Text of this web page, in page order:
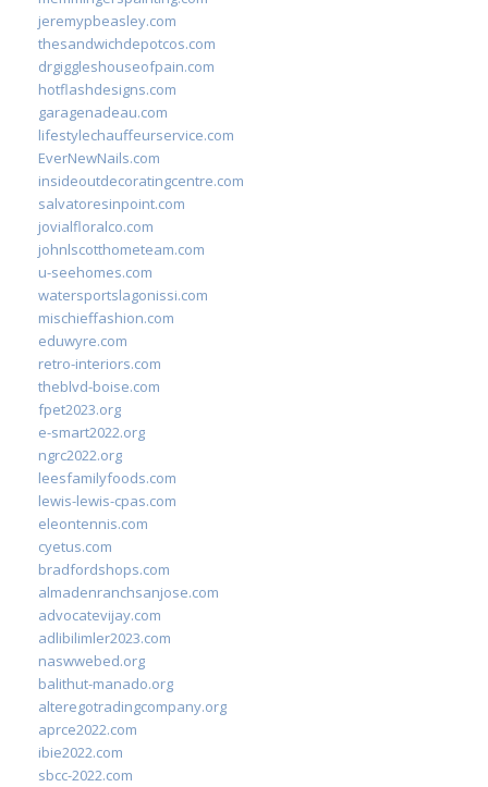
jeremypbeasley.com
thesandwichdepotcos.com
drgiggleshouseofpain.com
hotflashdesigns.com
garagenadeau.com
lifestylechauffeurservice.com
EverNewNails.com
insideoutdecoratingcentre.com
salvatoresinpoint.com
jovialfloralco.com
johnlscotthometeam.com
u-seehomes.com
watersportslagonissi.com
mischieffashion.com
eduwyre.com
retro-interiors.com
theblvd-boise.com
fpet2023.org
e-smart2022.org
ngrc2022.org
leesfamilyfoods.com
lewis-lewis-cpas.com
eleontennis.com
cyetus.com
bradfordshops.com
almadenranchsanjose.com
advocatevijay.com
adlibilimler2023.com
naswwebed.org
balithut-manado.org
alteregotradingcompany.org
aprce2022.com
ibie2022.com
sbcc-2022.com